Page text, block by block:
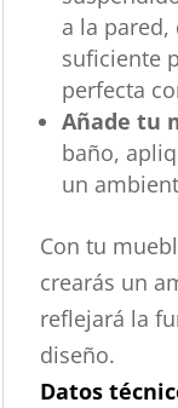
a la
suficiente
perfecta
Añade tu
baño,
un
Con tu
crearás un
reflejará la
diseño.
Datos